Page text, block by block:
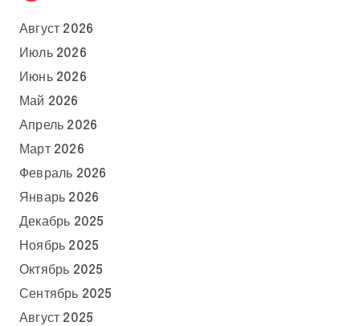
Август 2026
Июль 2026
Июнь 2026
Май 2026
Апрель 2026
Март 2026
Февраль 2026
Январь 2026
Декабрь 2025
Ноябрь 2025
Октябрь 2025
Сентябрь 2025
Август 2025